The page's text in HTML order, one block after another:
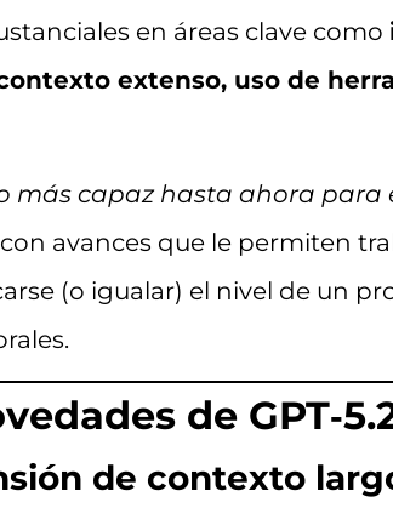
en áreas clave como
extenso, uso de
más capaz hasta ahora para
avances que le permiten
(o igualar) el nivel de un
de
de contexto